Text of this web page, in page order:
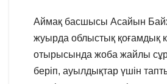
Аймақ басшысы Асайын
жуырда облыстық қоғамдық
отырысында жоба жайлы
беріп, ауылдықтар үшін